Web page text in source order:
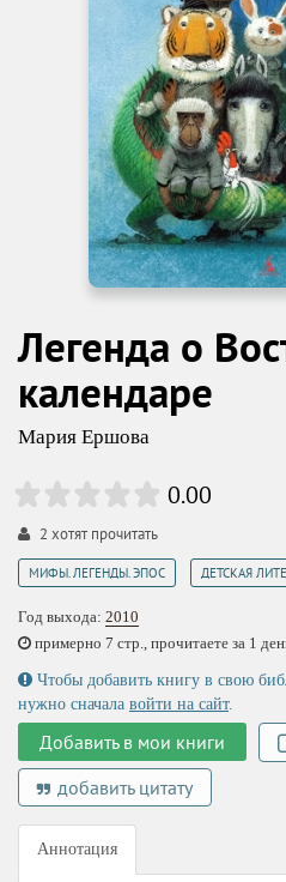
Легенда о
календаре
Мария Ершова
0.00
2 хотят прочитать
МИФЫ. ЛЕГЕНДЫ. ЭПОС ДЕТСКАЯ
Год выхода: 2010
примерно 7 стр., прочитаете за 1
Чтобы добавить книгу в свою
нужно сначала войти на сайт.
Добавить в мои книги
добавить цитату
Аннотация